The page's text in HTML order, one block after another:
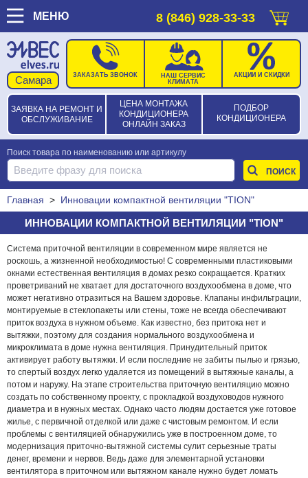
МЕНЮ 8 (846) 928-33-33
ЗАЯВКА НА РЕМОНТ И
ОБСЛУЖИВАНИЕ
ЦЕНА МОНТАЖА
КОНДИЦИОНЕРА
ОНЛАЙН ЗАКАЗ
ПОДБОР
КОНДИЦИОНЕРА
ЗАКАЗАТЬ ЗВОНОК
НАШ СЕРВИС
КЛИМАТА
АКЦИИ И СКИДКИ
Поиск товара по наименованию или артикулу
Главная > Инновации компактной вентиляции "TION"
ИННОВАЦИИ КОМПАКТНОЙ ВЕНТИЛЯЦИИ "TION"
Система приточной вентиляции в современном мире является не
роскошь, а жизненной необходимостью! С современными пластиковыми
окнами естественная вентиляция в домах резко сокращается. Кратких
проветриваний не хватает для достаточного воздухообмена в доме, что
может негативно отразиться на Вашем здоровье. Клапаны инфильтрации,
монтируемые в стеклопакеты или стены, тоже не всегда обеспечивают
приток воздуха в нужном объеме. Как известно, без притока нет и
вытяжки, поэтому для создания нормального воздухообмена и
микроклимата в доме нужна вентиляция. Принудительный приток
активирует работу вытяжки. И если последние не забиты пылью и грязью,
то спертый воздух легко удаляется из помещений в вытяжные каналы, а
потом и наружу. На этапе строительства приточную вентиляцию можно
создать по собственному проекту, с прокладкой воздуховодов нужного
диаметра и в нужных местах. Однако часто людям достается уже готовое
жилье, с первичной отделкой или даже с чистовым ремонтом. И если
проблемы с вентиляцией обнаружились уже в построенном доме, то
модернизация приточно-вытяжной системы сулит серьезные траты
денег, времени и нервов. Ведь даже для элементарной установки
вентилятора в приточном или вытяжном канале нужно будет ломать